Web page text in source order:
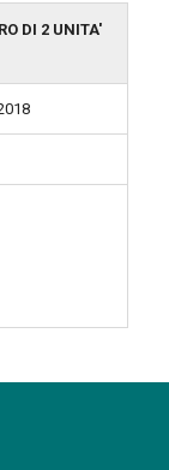
DI 2 UNITA'